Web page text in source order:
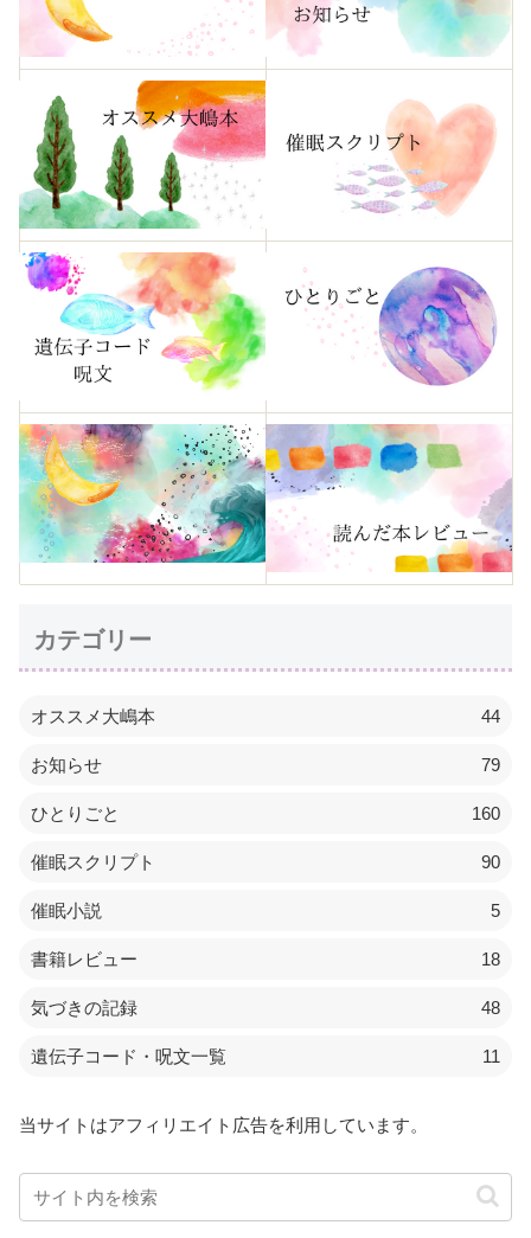
カテゴリー
オススメ大嶋本 44
お知らせ 79
ひとりごと 160
催眠スクリプト 90
催眠小説 5
書籍レビュー 18
気づきの記録 48
遺伝子コード・呪文一覧 11
当サイトはアフィリエイト広告を利用しています。